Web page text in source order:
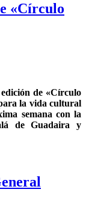
«Círculo
de «Círculo
la vida cultural
semana con la
de Guadaira y